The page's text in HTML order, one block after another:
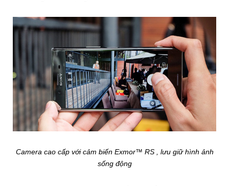
Camera cao cấp với cảm biến Exmor™ RS , lưu giữ hình ảnh
sống động